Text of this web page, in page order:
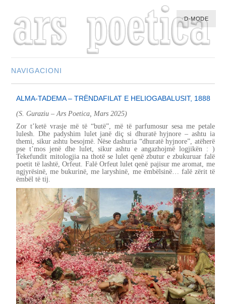
NAVIGACIONI
MUSIC
M-LIST
ALMA-TADEMA – TRËNDAFILAT E HELIOGABALUSIT, 1888
(S. Guraziu – Ars Poetica, Mars 2025)
Zor t’ketë vrasje më të “butë”, më të parfumosur sesa me petale
lulesh. Dhe padyshim lulet janë diç si dhuratë hyjnore – ashtu ia
themi, sikur ashtu besojmë. Nëse dashuria “dhuratë hyjnore”, atëherë
pse t’mos jenë dhe lulet, sikur ashtu e angazhojmë logjikën : )
Tekefundit mitologjia na thotë se lulet qenë zbutur e zbukuruar falë
poetit të lashtë, Orfeut. Falë Orfeut lulet qenë pajisur me aromat, me
ngjyrësinë, me bukurinë, me laryshinë, me ëmbëlsinë… falë zërit të
ëmbël të tij.
D-MODE